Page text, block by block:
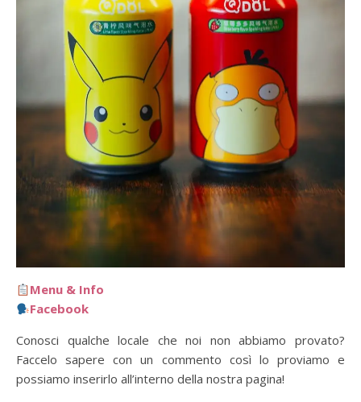
Menu & Info
Facebook
Conosci qualche locale che noi non abbiamo provato?
Faccelo sapere con un commento così lo proviamo e
possiamo inserirlo all’interno della nostra pagina!